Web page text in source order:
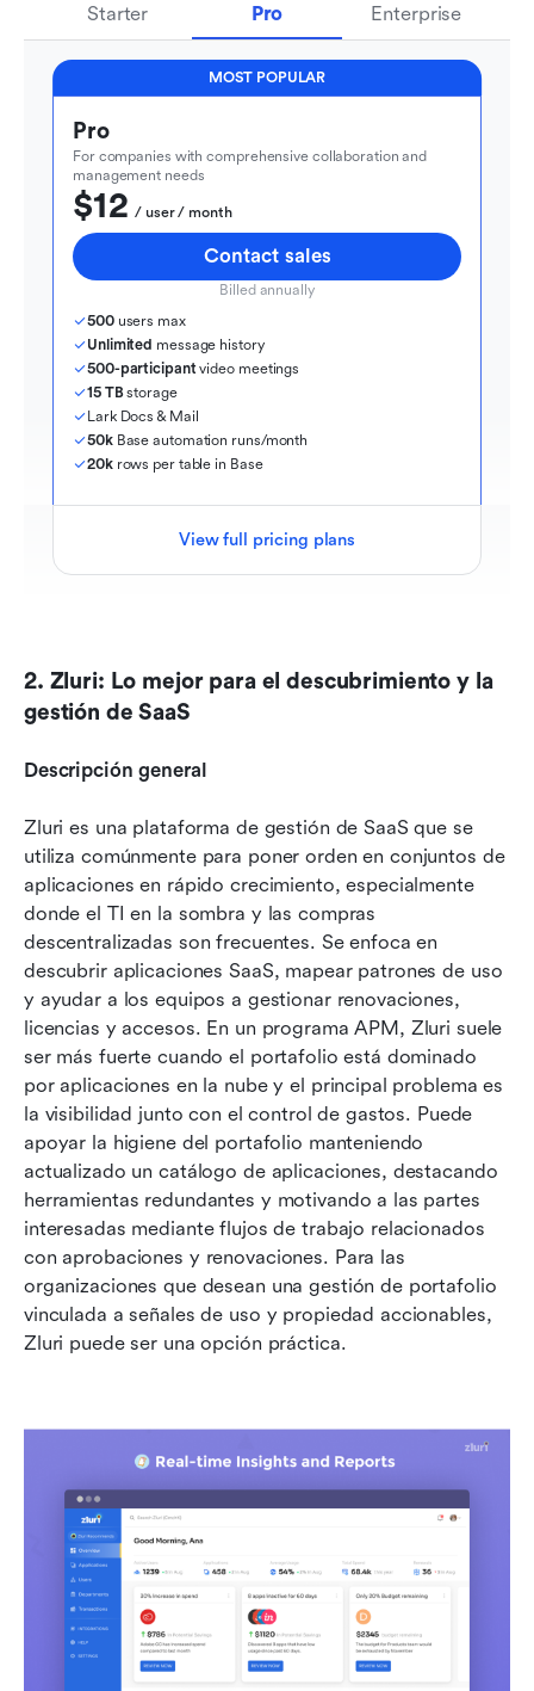
Starter Pro Enterprise
MOST POPULAR
Pro
For companies with comprehensive collaboration and
management needs
$12
  / user / month
Contact sales
Billed annually
500 users max
Unlimited message history
500-participant video meetings
15 TB storage
Lark Docs & Mail
50k Base automation runs/month
20k rows per table in Base
View full pricing plans
2. Zluri: Lo mejor para el descubrimiento y la
gestión de SaaS
Descripción general
Zluri es una plataforma de gestión de SaaS que se
utiliza comúnmente para poner orden en conjuntos de
aplicaciones en rápido crecimiento, especialmente
donde el TI en la sombra y las compras
descentralizadas son frecuentes. Se enfoca en
descubrir aplicaciones SaaS, mapear patrones de uso
y ayudar a los equipos a gestionar renovaciones,
licencias y accesos. En un programa APM, Zluri suele
ser más fuerte cuando el portafolio está dominado
por aplicaciones en la nube y el principal problema es
la visibilidad junto con el control de gastos. Puede
apoyar la higiene del portafolio manteniendo
actualizado un catálogo de aplicaciones, destacando
herramientas redundantes y motivando a las partes
interesadas mediante flujos de trabajo relacionados
con aprobaciones y renovaciones. Para las
organizaciones que desean una gestión de portafolio
vinculada a señales de uso y propiedad accionables,
Zluri puede ser una opción práctica.